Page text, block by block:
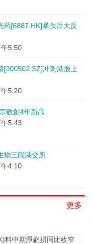
药[6887.HK]暴跌后大反
5:50
[300502.SZ]冲刺港股上
5:20
數創4年新高
5:43
物三闯港交所
4:10
更多
料中期淨虧損同比收窄